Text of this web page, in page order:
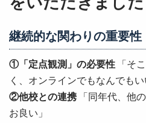
継続的な関わりの重要性
①「定点観測」の必要性 「そ
く、オンラインでもなんでもい
②他校との連携 「同年代、他
お良い」